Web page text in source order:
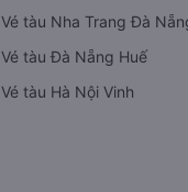
Vé tàu Nha Trang Đà
Vé tàu Đà Nẵng Huế
Vé tàu Hà Nội Vinh